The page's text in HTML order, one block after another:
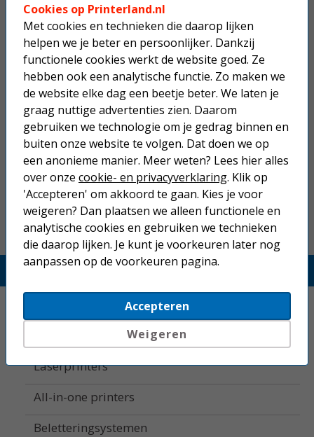
Let op
De betaling van een bestelling die dit product bevat gaat in overleg
Dit product mag maximaal 1 keer besteld worden.
Op werkdagen voor 22:30 uur besteld, morgen in huis.
Superscherpe prijzen!
Niet goed geld terug.
Gratis verzending boven € 25,-
Betaal binnen 14 dagen na aankoop
Printerland.nl
Laserprinters
All-in-one printers
Beletteringsystemen
Cookies op Printerland.nl
Met cookies en technieken die daarop lijken
helpen we je beter en persoonlijker. Dankzij
functionele cookies werkt de website goed. Ze
hebben ook een analytische functie. Zo maken we
de website elke dag een beetje beter. We laten je
graag nuttige advertenties zien. Daarom
gebruiken we technologie om je gedrag binnen en
buiten onze website te volgen. Dat doen we op
een anonieme manier. Meer weten? Lees hier alles
over onze cookie- en privacyverklaring. Klik op
'Accepteren' om akkoord te gaan. Kies je voor
weigeren? Dan plaatsen we alleen functionele en
analytische cookies en gebruiken we technieken
die daarop lijken. Je kunt je voorkeuren later nog
aanpassen op de voorkeuren pagina.
Accepteren
Weigeren